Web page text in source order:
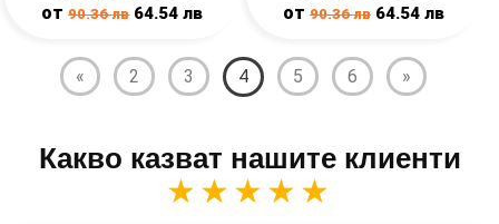
от90.36лв 64.54лв от 90.36лв 64.54 лв
« 2 3 4 5 6 »
Какво казват нашите клиенти
★★★★★